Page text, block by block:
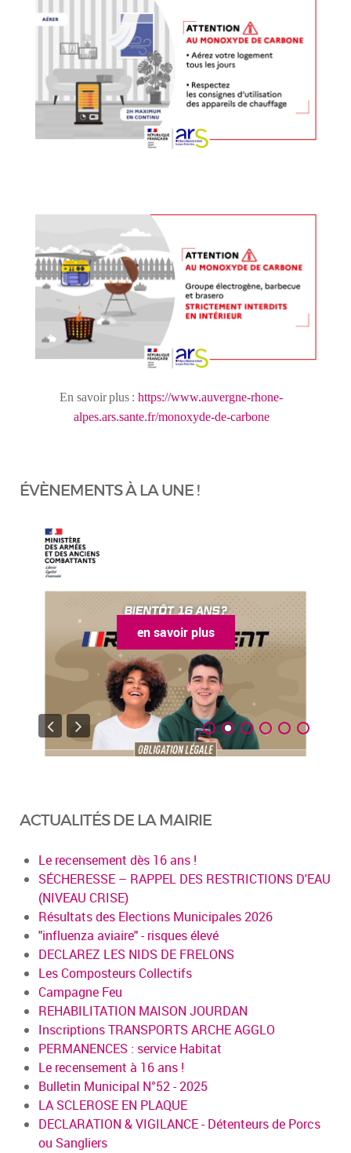
En savoir plus : https://www.auvergne-rhone-
alpes.ars.sante.fr/monoxyde-de-carbone
ÉVÈNEMENTS À LA UNE !
en savoir plus
ACTUALITÉS DE LA MAIRIE
Le recensement dès 16 ans !
SÉCHERESSE – RAPPEL DES RESTRICTIONS D'EAU
(NIVEAU CRISE)
Résultats des Elections Municipales 2026
"influenza aviaire" - risques élevé
DECLAREZ LES NIDS DE FRELONS
Les Composteurs Collectifs
Campagne Feu
REHABILITATION MAISON JOURDAN
Inscriptions TRANSPORTS ARCHE AGGLO
PERMANENCES : service Habitat
Le recensement à 16 ans !
Bulletin Municipal N°52 - 2025
LA SCLEROSE EN PLAQUE
DECLARATION & VIGILANCE - Détenteurs de Porcs
ou Sangliers